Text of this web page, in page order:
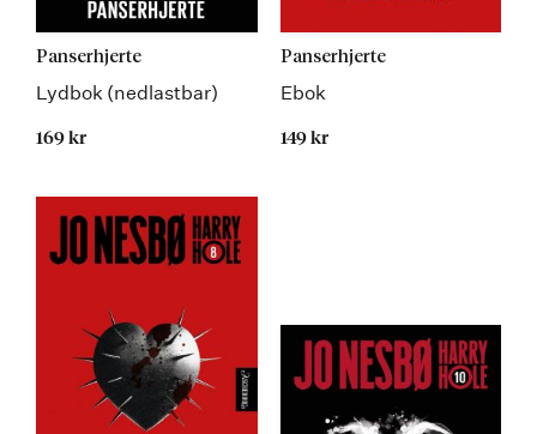
Panserhjerte
Lydbok (nedlastbar)
169 kr
Panserhjerte
Ebok
149 kr